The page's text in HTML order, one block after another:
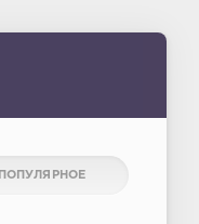
ПОПУЛЯРНОЕ